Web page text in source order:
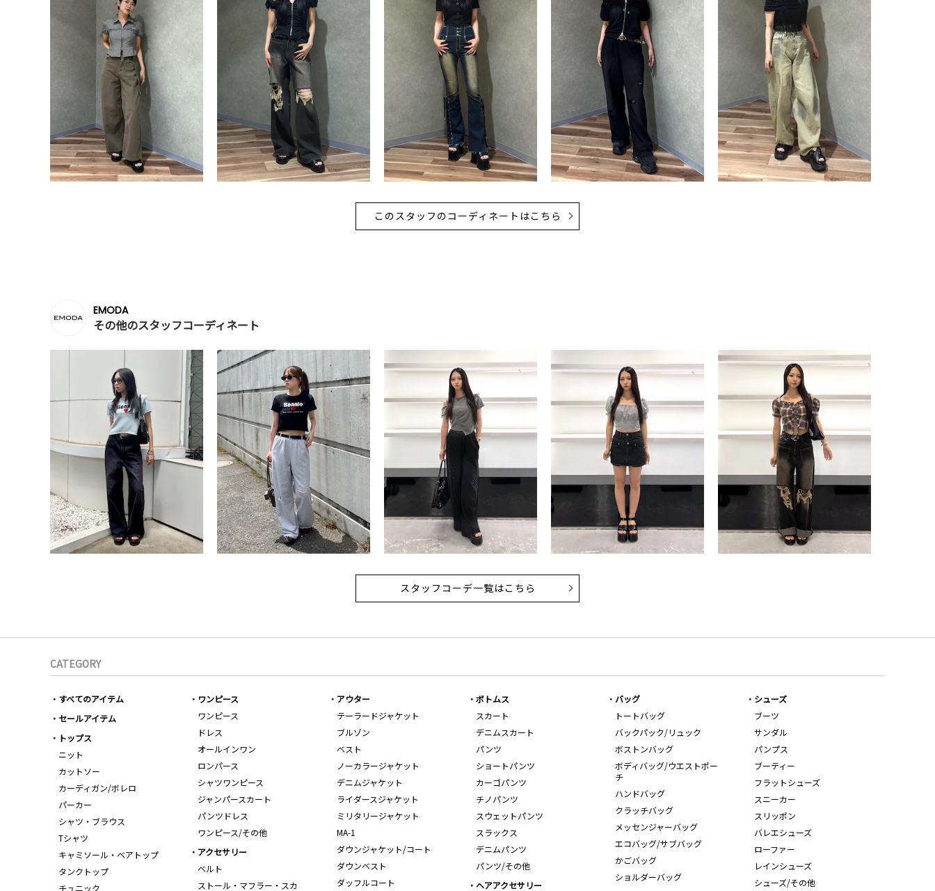
このスタッフのコーディネートはこちら
EMODA
その他のスタッフコーディネート
スタッフコーデ一覧はこちら
CATEGORY
すべてのアイテム
セールアイテム
トップス
ニット
カットソー
カーディガン/ボレロ
パーカー
シャツ・ブラウス
Tシャツ
キャミソール・ベアトップ
タンクトップ
チュニック
ワンピース
ワンピース
ドレス
オールインワン
ロンパース
シャツワンピース
ジャンパースカート
パンツドレス
ワンピース/その他
アウター
テーラードジャケット
ブルゾン
ベスト
ノーカラージャケット
デニムジャケット
ライダースジャケット
ミリタリージャケット
MA-1
ダウンジャケット/コート
ダウンベスト
ダッフルコート
ボトムス
スカート
デニムスカート
パンツ
ショートパンツ
カーゴパンツ
チノパンツ
スウェットパンツ
スラックス
デニムパンツ
パンツ/その他
バッグ
トートバッグ
バックパック/リュック
ボストンバッグ
ボディバッグ/ウエストポー
チ
ハンドバッグ
クラッチバッグ
メッセンジャーバッグ
エコバッグ/サブバッグ
かごバッグ
ショルダーバッグ
シューズ
ブーツ
サンダル
パンプス
ブーティー
フラットシューズ
スニーカー
スリッポン
バレエシューズ
ローファー
レインシューズ
シューズ/その他
アクセサリー
ベルト
ストール・マフラー・スカ
ヘアアクセサリー